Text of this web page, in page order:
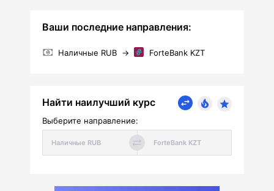
Ваши последние направления:
Наличные RUB → ForteBank KZT
Найти наилучший курс
Выберите направление: